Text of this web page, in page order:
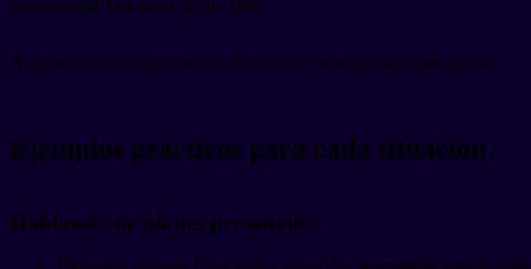
Más natural: I'm going to the store
Ambas son técnicamente correctas, pero la segunda suena mejor.
Ejemplos prácticos para cada situación
Hablando de planes personales: